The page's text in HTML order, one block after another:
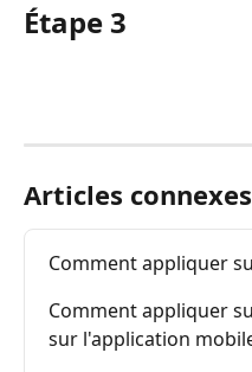
Étape 3
Articles connexes
Comment appliquer
Comment appliquer
sur l'application